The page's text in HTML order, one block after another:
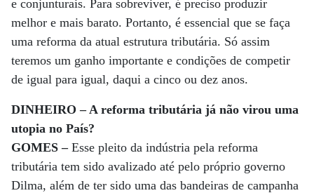
e conjunturais. Para sobreviver, é preciso produzir
melhor e mais barato. Portanto, é essencial que se faça
uma reforma da atual estrutura tributária. Só assim
teremos um ganho importante e condições de competir
de igual para igual, daqui a cinco ou dez anos.
DINHEIRO – A reforma tributária já não virou uma
utopia no País?
GOMES –Esse pleito da indústria pela reforma
tributária tem sido avalizado até pelo próprio governo
Dilma, além de ter sido uma das bandeiras de campanha